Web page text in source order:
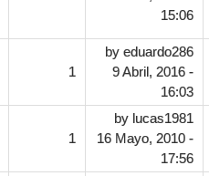
15:06
1
by eduardo286
9 Abril, 2016 -
16:03
1
by lucas1981
16 Mayo, 2010 -
17:56